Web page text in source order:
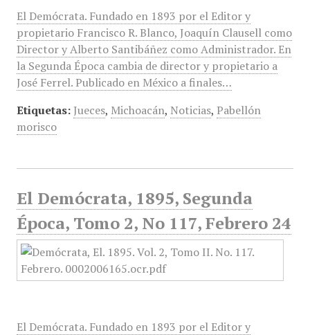
El Demócrata. Fundado en 1893 por el Editor y
propietario Francisco R. Blanco, Joaquín Clausell como
Director y Alberto Santibáñez como Administrador. En
la Segunda Época cambia de director y propietario a
José Ferrel. Publicado en México a finales…
Etiquetas: Jueces, Michoacán, Noticias, Pabellón
morisco
El Demócrata, 1895, Segunda
Época, Tomo 2, No 117, Febrero 24
El Demócrata. Fundado en 1893 por el Editor y